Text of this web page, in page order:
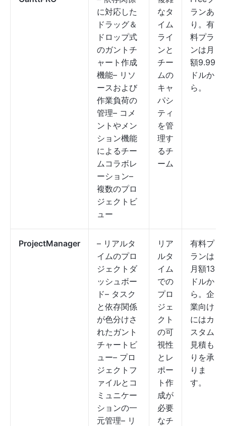
に対応した
ドラッグ＆
ドロップ式
のガントチ
ャート作成
機能– リソ
ースおよび
作業負荷の
管理– コメ
ントやメン
ション機能
によるチー
ムコラボレ
ーション–
複数のプロ
ジェクトビ
ュー
なタ
イム
ライ
ンと
チー
ムの
キャ
パシ
ティ
を管
理す
るチ
ーム
ランあ
り。有
料プラ
ンは月
額9.99
ドルか
ら。
ProjectManager
– リアルタ
イムのプロ
ジェクトダ
ッシュボー
ド– タスク
と依存関係
が色分けさ
れたガント
チャートビ
ュー– プロ
ジェクトフ
ァイルとコ
ミュニケー
ションの一
元管理– リ
リア
ルタ
イム
での
プロ
ジェ
クト
の可
視性
とレ
ポー
ト作
成が
必要
なチ
有料プ
ランは
月額13
ドルか
ら。企
業向け
にはカ
スタム
見積も
りを承
りま
す。